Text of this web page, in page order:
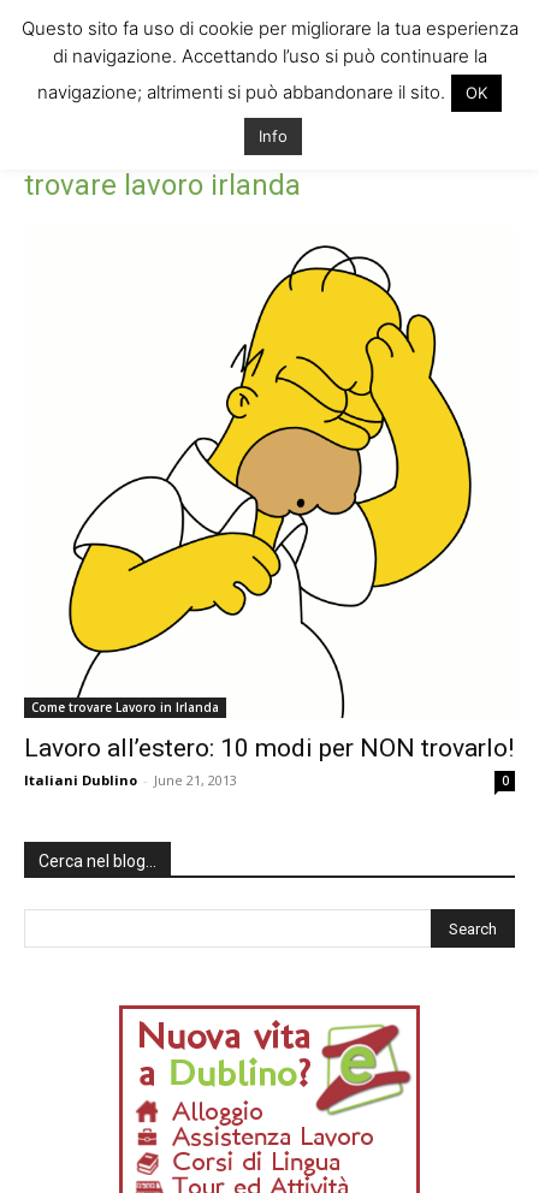
Come trovare lavoro all’estero. trovare lavoro irlanda
Tag: come trovare lavoro all’estero.
trovare lavoro irlanda
Come trovare Lavoro in Irlanda
Lavoro all’estero: 10 modi per NON trovarlo!
Italiani Dublino - June 21, 2013 0
Cerca nel blog…
Questo sito fa uso di cookie per migliorare la tua esperienza
di navigazione. Accettando l’uso si può continuare la
navigazione; altrimenti si può abbandonare il sito.
OK
Info